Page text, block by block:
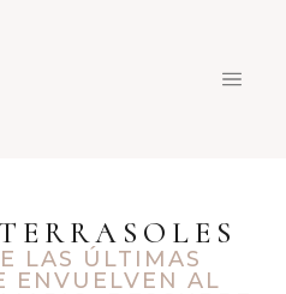
LAS ÚLTIMAS
ENVUELVEN AL